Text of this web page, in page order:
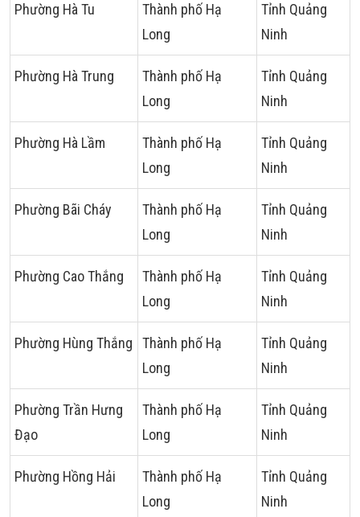
Phường Hà Tu
Thành phố Hạ
Long
Tỉnh Quảng
Ninh
Phường Hà Trung
Thành phố Hạ
Long
Tỉnh Quảng
Ninh
Phường Hà Lầm
Thành phố Hạ
Long
Tỉnh Quảng
Ninh
Phường Bãi Cháy
Thành phố Hạ
Long
Tỉnh Quảng
Ninh
Phường Cao Thắng
Thành phố Hạ
Long
Tỉnh Quảng
Ninh
Phường Hùng Thắng
Thành phố Hạ
Long
Tỉnh Quảng
Ninh
Phường Trần Hưng
Đạo
Thành phố Hạ
Long
Tỉnh Quảng
Ninh
Phường Hồng Hải
Thành phố Hạ
Long
Tỉnh Quảng
Ninh